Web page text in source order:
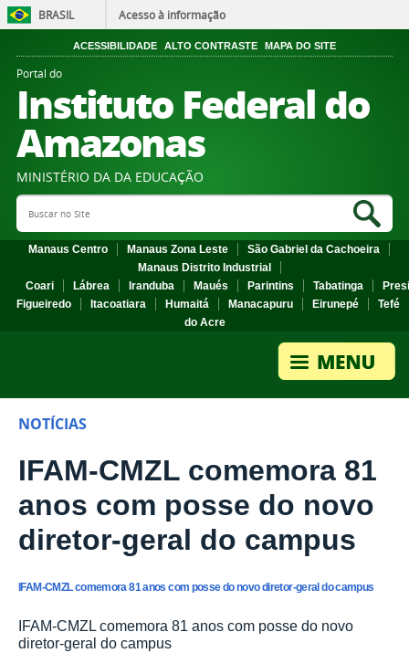
BRASIL Acesso à informação
ACESSIBILIDADE ALTO CONTRASTE MAPA DO SITE
Portal do
Instituto Federal do
Amazonas
MINISTÉRIO DA DA EDUCAÇÃO
Search Site
Manaus Centro Manaus Zona Leste
São Gabriel da Cachoeira
Manaus Distrito Industrial
Coari
Lábrea Iranduba Maués Parintins Tabatinga
Figueiredo
Itacoatiara Humaitá Manacapuru Eirunepé
Tefé
do Acre
NOTÍCIAS
IFAM-CMZL comemora 81
anos com posse do novo
diretor-geral do campus
IFAM-CMZL comemora 81 anos com posse do novo diretor-geral do campus
IFAM-CMZL comemora 81 anos com posse do novo
diretor-geral do campus